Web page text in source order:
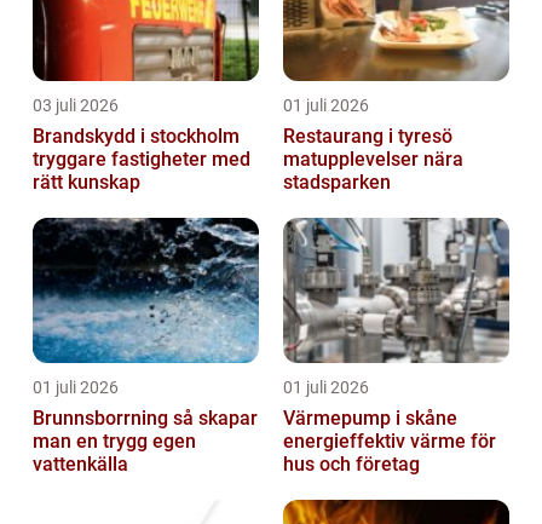
03 juli 2026
Brandskydd i stockholm
tryggare fastigheter med
rätt kunskap
01 juli 2026
Restaurang i tyresö
matupplevelser nära
stadsparken
01 juli 2026
Brunnsborrning så skapar
man en trygg egen
vattenkälla
01 juli 2026
Värmepump i skåne
energieffektiv värme för
hus och företag